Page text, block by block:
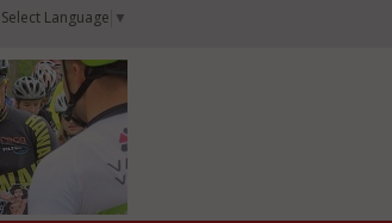
Select Language ▼